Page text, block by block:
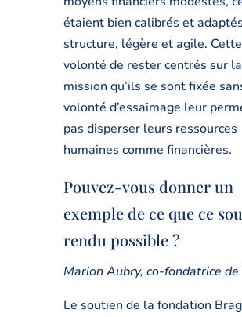
étaient bien calibrés et
structure, légère et agile. Cette
volonté de rester centrés sur la
mission qu’ils se sont fixée
volonté d’essaimage leur
pas disperser leurs ressources
humaines comme financières.
Pouvez-vous donner un
exemple de ce que ce
rendu possible ?
Marion Aubry, co-fondatrice de
Le soutien de la fondation